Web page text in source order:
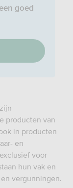
goed
producten van
in producten
en
voor
hun vak en
vergunningen.